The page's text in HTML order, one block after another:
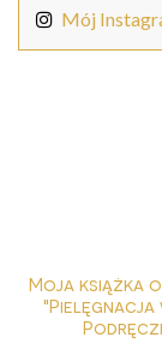
Mój
Moja książka
"Pielęgnacja